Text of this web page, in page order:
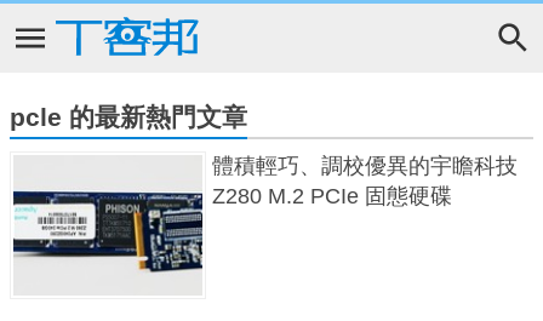
pcle 的最新熱門文章
體積輕巧、調校優異的宇瞻科技
Z280 M.2 PCIe 固態硬碟